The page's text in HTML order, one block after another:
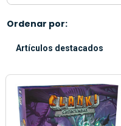
Ordenar por:
Artículos destacados